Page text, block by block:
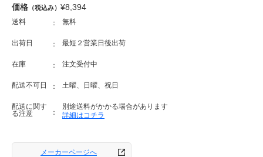
価格 （税込み） ¥8,394
送料 無料
出荷日 最短２営業日後出荷
在庫 注文受付中
配送不可日 土曜、日曜、祝日
配送に関す
る注意
別途送料がかかる場合があります
詳細はコチラ
メーカーページへ